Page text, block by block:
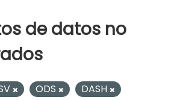
de datos no
ODS
DASH